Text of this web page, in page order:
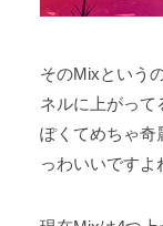
そのMixという
ネルに上がって
ぽくてめちゃ奇
っわいいですよ